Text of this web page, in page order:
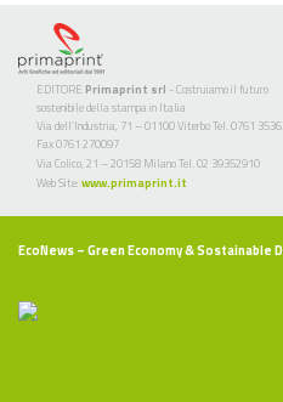
EDITORE Primaprint srl - Costruiamo il futuro
sostenibile della stampa in Italia
Via dell’Industria, 71 – 01100 Viterbo Tel. 0761
Fax 0761 270097
Via Colico, 21 – 20158 Milano Tel. 02 39352910
Web Site: www.primaprint.it
EcoNews– Green Economy & Sostainable